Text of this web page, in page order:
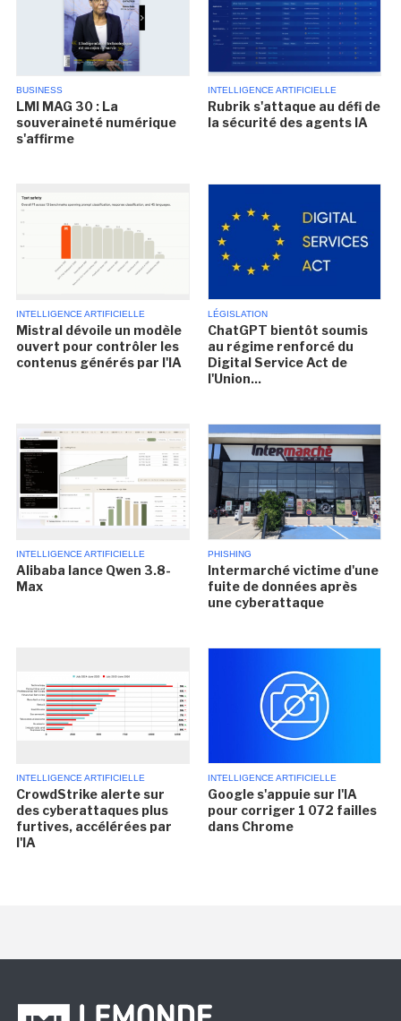
BUSINESS
LMI MAG 30 : La
souveraineté numérique
s'affirme
INTELLIGENCE ARTIFICIELLE
Rubrik s'attaque au défi de
la sécurité des agents IA
INTELLIGENCE ARTIFICIELLE
Mistral dévoile un modèle
ouvert pour contrôler les
contenus générés par l'IA
LÉGISLATION
ChatGPT bientôt soumis
au régime renforcé du
Digital Service Act de
l'Union...
INTELLIGENCE ARTIFICIELLE
Alibaba lance Qwen 3.8-
Max
PHISHING
Intermarché victime d'une
fuite de données après
une cyberattaque
INTELLIGENCE ARTIFICIELLE
CrowdStrike alerte sur
des cyberattaques plus
furtives, accélérées par
l'IA
INTELLIGENCE ARTIFICIELLE
Google s'appuie sur l'IA
pour corriger 1 072 failles
dans Chrome